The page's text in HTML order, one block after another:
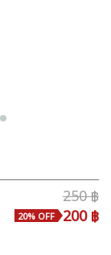
250 ฿
200 ฿
20% OFF